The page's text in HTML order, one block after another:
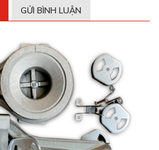
GỬI BÌNH LUẬN